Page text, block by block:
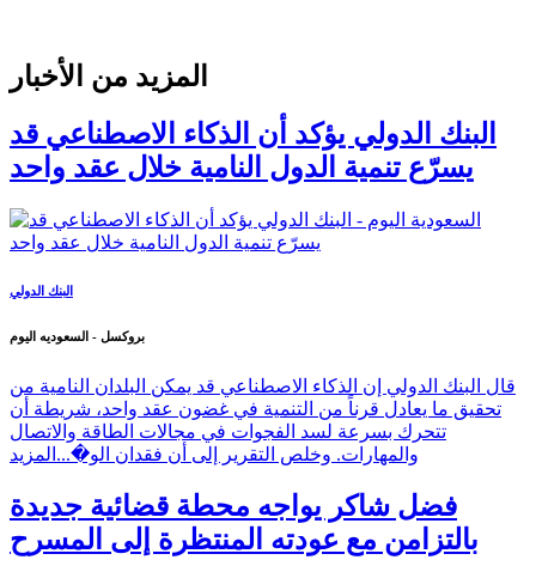
المزيد من الأخبار
البنك الدولي يؤكد أن الذكاء الاصطناعي قد
يسرّع تنمية الدول النامية خلال عقد واحد
البنك الدولي
بروكسل - السعوديه اليوم
قال البنك الدولي إن الذكاء الاصطناعي قد يمكن البلدان النامية من
تحقيق ما يعادل قرناً من التنمية في غضون عقد واحد، شريطة أن
تتحرك بسرعة لسد الفجوات في مجالات الطاقة والاتصال
والمهارات. وخلص التقرير إلى أن فقدان الو�... المزيد
فضل شاكر يواجه محطة قضائية جديدة
بالتزامن مع عودته المنتظرة إلى المسرح